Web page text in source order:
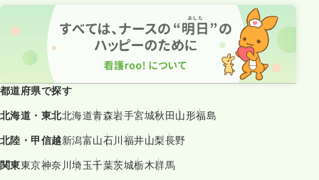
都道府県で探す
北海道・東北北海道青森岩手宮城秋田山形福島
北陸・甲信越新潟富山石川福井山梨長野
関東東京神奈川埼玉千葉茨城栃木群馬